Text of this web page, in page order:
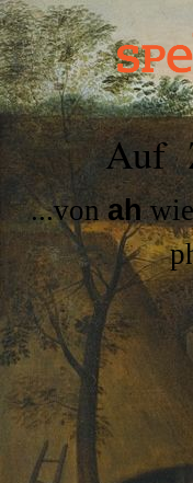
Auf
...vonah